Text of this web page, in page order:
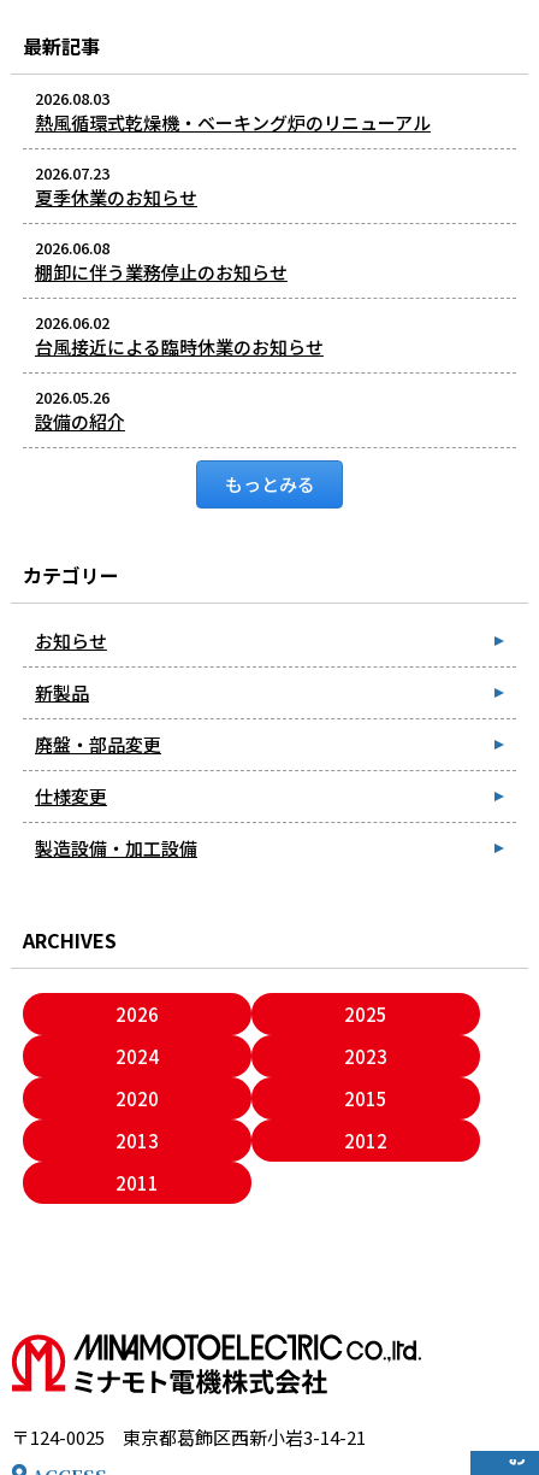
最新記事
2026.08.03
熱風循環式乾燥機・ベーキング炉のリニューアル
2026.07.23
夏季休業のお知らせ
2026.06.08
棚卸に伴う業務停止のお知らせ
2026.06.02
台風接近による臨時休業のお知らせ
2026.05.26
設備の紹介
もっとみる
カテゴリー
お知らせ
新製品
廃盤・部品変更
仕様変更
製造設備・加工設備
ARCHIVES
2026
2025
2024
2023
2020
2015
2013
2012
2011
〒124-0025 東京都葛飾区西新小岩3-14-21